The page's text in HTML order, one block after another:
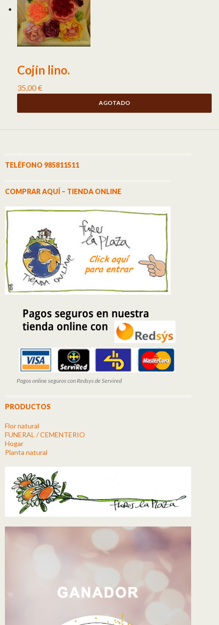
Cojín lino.
35,00€
AGOTADO
TELÉFONO 985811511
COMPRAR AQUÍ – TIENDA ONLINE
Pagos online seguros con Redsys de Servired
PRODUCTOS
Flor natural
FUNERAL / CEMENTERIO
Hogar
Planta natural